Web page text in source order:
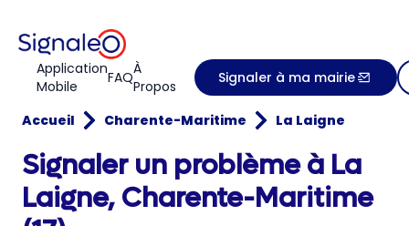
Application
Mobile
FAQÀ
Propos
Signaler à ma mairie
Accueil Charente-Maritime La Laigne
Signaler un problème à La
Laigne, Charente-Maritime